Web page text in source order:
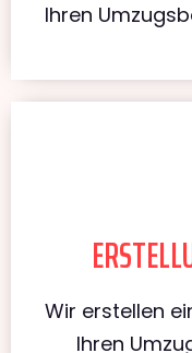
Ihren
Wir erstellen
Ihren